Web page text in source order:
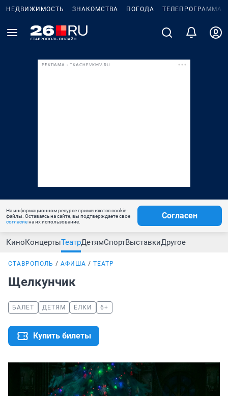
НЕДВИЖИМОСТЬ ЗНАКОМСТВА ПОГОДА ТЕЛЕПРОГРАММА
РЕКЛАМА • TKACHEVKMV.RU
На информационном ресурсе применяются cookie-
файлы. Оставаясь на сайте, вы подтверждаете свое
согласиена их использование.
Согласен
КиноКонцертыТеатрДетямСпортВыставкиДругое
СТАВРОПОЛЬ АФИША ТЕАТР
Щелкунчик
БАЛЕТ ДЕТЯМ ЁЛКИ 6+
Купить билеты